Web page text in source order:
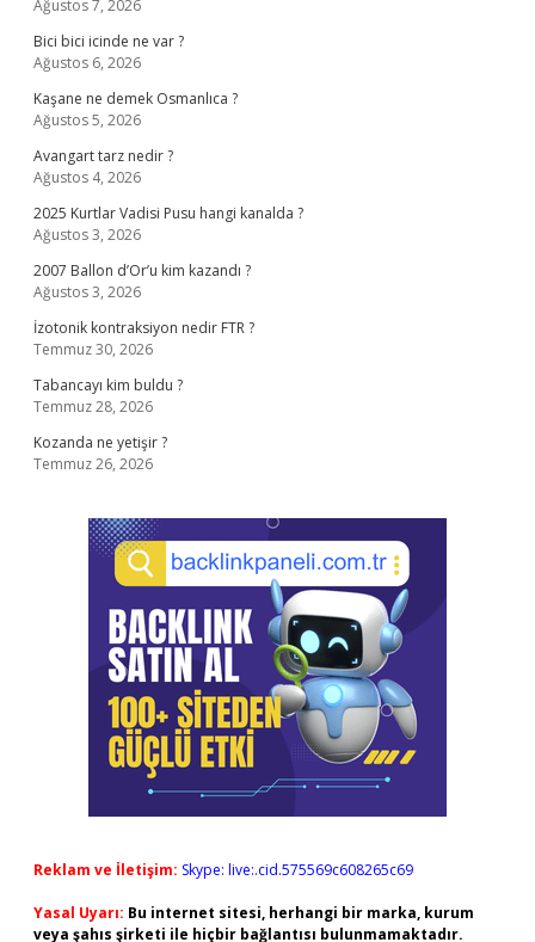
Ağustos 7, 2026
Bici bici icinde ne var ?
Ağustos 6, 2026
Kaşane ne demek Osmanlıca ?
Ağustos 5, 2026
Avangart tarz nedir ?
Ağustos 4, 2026
2025 Kurtlar Vadisi Pusu hangi kanalda ?
Ağustos 3, 2026
2007 Ballon d’Or’u kim kazandı ?
Ağustos 3, 2026
İzotonik kontraksiyon nedir FTR ?
Temmuz 30, 2026
Tabancayı kim buldu ?
Temmuz 28, 2026
Kozanda ne yetişir ?
Temmuz 26, 2026
Reklam ve İletişim: Skype: live:.cid.575569c608265c69
Yasal Uyarı: Bu internet sitesi, herhangi bir marka, kurum
veya şahıs şirketi ile hiçbir bağlantısı bulunmamaktadır.